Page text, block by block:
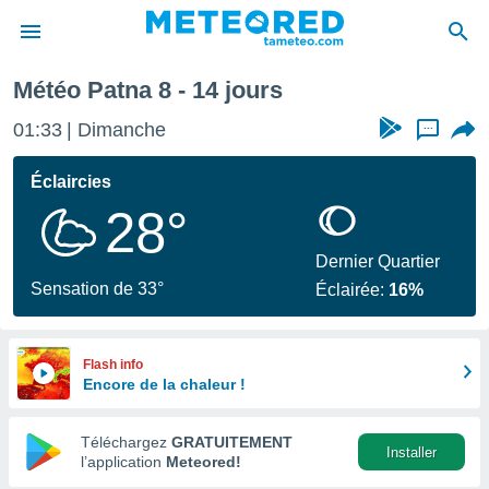
de
en
Météo Patna 8 - 14 jours
01:33 Dimanche ...
Éclaircies
28°
Sensation de 33°
Dernier Quartier
Éclairée: 16%
Flash info
Encore de la chaleur !
Téléchargez GRATUITEMENT
l’application Meteored!
Installer